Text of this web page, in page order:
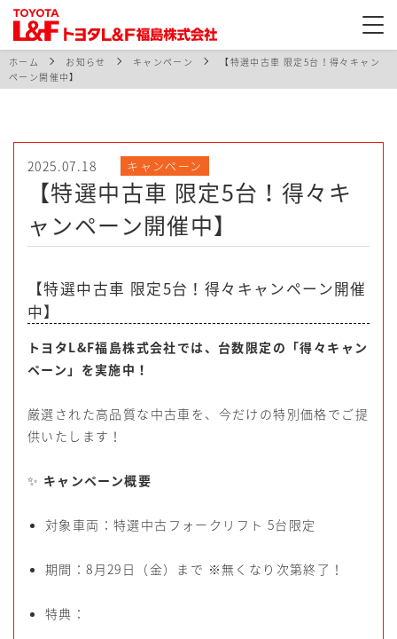
ホーム お知らせ キャンペーン
【特選中古車 限定5台！得々キャン
ペーン開催中】
2025.07.18 キャンペーン
【特選中古車 限定5台！得々キ
ャンペーン開催中】
【特選中古車 限定5台！得々キャンペーン開催
中】
トヨタL&F福島株式会社では、台数限定の「得々キャン
ペーン」を実施中！
厳選された高品質な中古車を、今だけの特別価格でご提
供いたします！
✨ キャンペーン概要
対象車両：特選中古フォークリフト 5台限定
期間：8月29日（金）まで ※無くなり次第終了！
特典：